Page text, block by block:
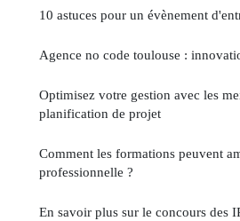
10 astuces pour un évènement
Agence no code toulouse :
Optimisez votre gestion avec les
planification de projet
Comment les formations peuvent
professionnelle ?
En savoir plus sur le concours des